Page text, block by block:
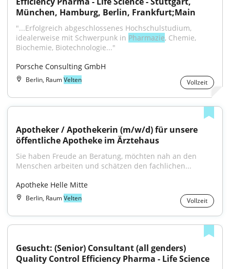
München, Hamburg, Berlin, Frankfurt;Main
"...Erfolgreich abgeschlossenes Hochschulstudium,
idealerweise mit Schwerpunk in Pharmazie, Chemie,
Biochemie, Biotechnologie..."
Porsche Consulting GmbH
Berlin, RaumVelten Vollzeit
Apotheker / Apothekerin (m/w/d) für unsere
öffentliche Apotheke im Ärztehaus
Sie haben Freude an Beratung, möchten nah an den
Menschen arbeiten und schätzen den fachlichen...
Apotheke Helle Mitte
Berlin, RaumVelten Vollzeit
Gesucht: (Senior) Consultant (all genders)
Quality Control Efficiency Pharma - Life Science